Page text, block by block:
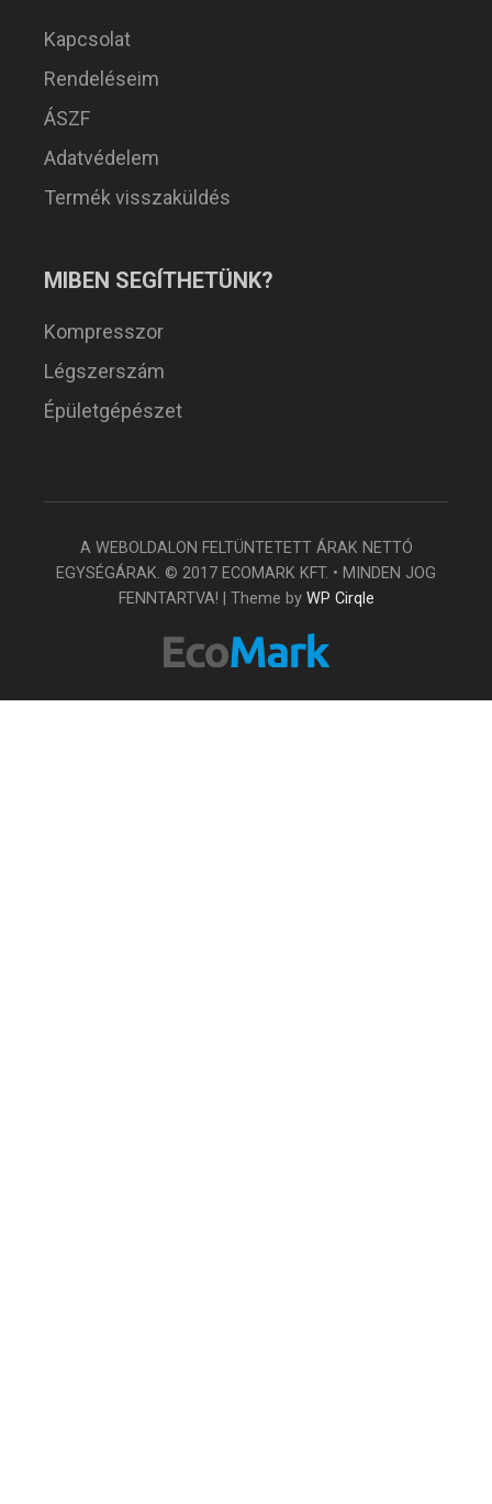
Kapcsolat
Rendeléseim
ÁSZF
Adatvédelem
Termék visszaküldés
MIBEN SEGÍTHETÜNK?
Kompresszor
Légszerszám
Épületgépészet
A WEBOLDALON FELTÜNTETETT ÁRAK NETTÓ
EGYSÉGÁRAK. © 2017 ECOMARK KFT. • MINDEN JOG
FENNTARTVA! | Theme by WP Cirqle